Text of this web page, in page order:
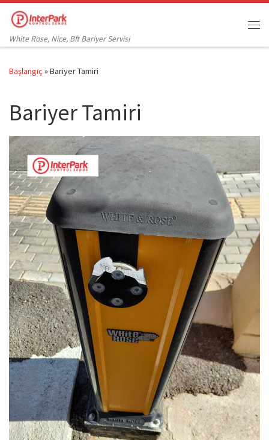
Skip to content
White Rose, Nice, Bft Bariyer Servisi
Başlangıç»Bariyer Tamiri
Bariyer Tamiri